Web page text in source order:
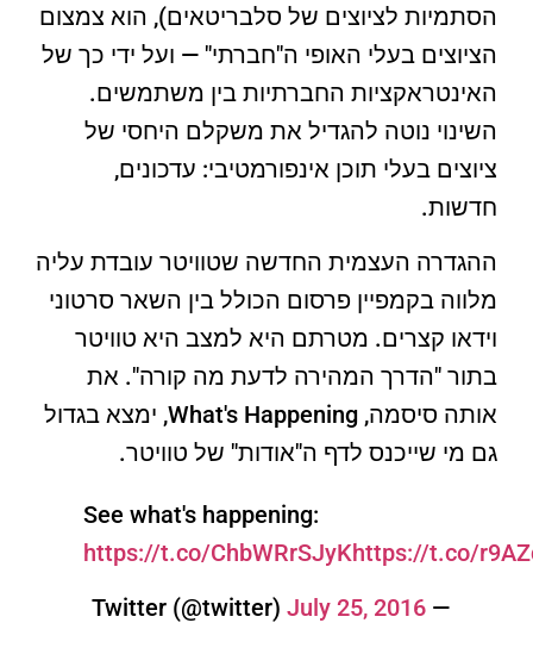
הסתמיות לציוצים של סלבריטאים), הוא צמצום
הציוצים בעלי האופי ה"חברתי" — ועל ידי כך של
האינטראקציות החברתיות בין משתמשים.
השינוי נוטה להגדיל את משקלם היחסי של
ציוצים בעלי תוכן אינפורמטיבי: עדכונים,
חדשות.
ההגדרה העצמית החדשה שטוויטר עובדת עליה
מלווה בקמפיין פרסום הכולל בין השאר סרטוני
וידאו קצרים. מטרתם היא למצב היא טוויטר
בתור "הדרך המהירה לדעת מה קורה". את
אותה סיסמה, What's Happening, ימצא בגדול
גם מי שייכנס לדף ה"אודות" של טוויטר.
See what's happening:
https://t.co/ChbWRrSJyKhttps://t.co/
— Twitter (@twitter)
July 25, 2016